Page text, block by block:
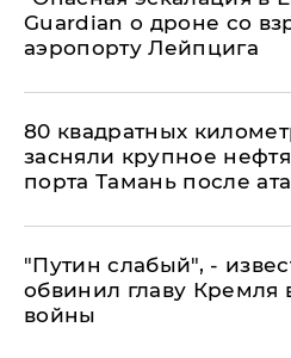
Guardian о дроне со
аэропорту Лейпцига
80 квадратных
засняли крупное
порта Тамань после
​"Путин слабый", -
обвинил главу Кремля
войны